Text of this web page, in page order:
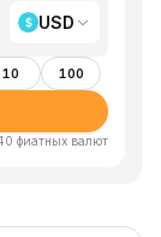
USD
10 100
фиатных валют